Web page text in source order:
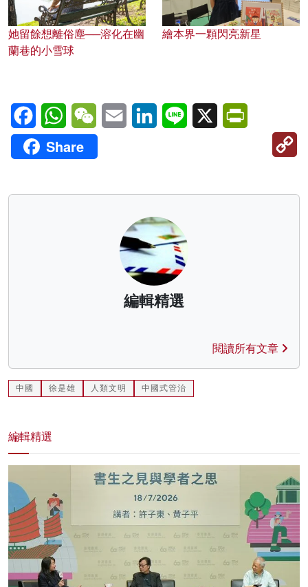
她留餘想離俗塵──溶化在幽
蘭巷的小雪球
繪本界一顆閃亮新星
FacebookWhatsAppWeChatEmail LinkedInLine X
Share
編輯精選
閱讀所有文章
中國 徐是雄 人類文明 中國式管治
編輯精選